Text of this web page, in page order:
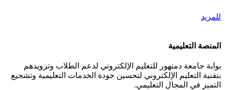
للمزيد
المنصة التعليمية
بوابة جامعة دمنهور للتعليم الإلكتروني لدعم الطلاب وتزويدهم
بتقنية التعليم الإلكتروني لتحسين جودة الخدمات التعليمية وتشجيع
التميز في المجال التعليمي.